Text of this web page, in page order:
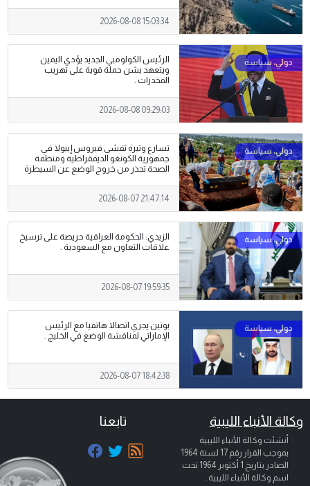
2026-08-08 15:03:34
الرئيس الكولومبي الجديد يؤدي اليمين
ويتعهد بشن حملة قوية على تهريب
‌المخدرات .
2026-08-08 09:29:03
تسارع وتيرة تفشي فيروس إيبولا في
جمهورية الكونغو الديمقراطية ومنظمة
الصحة تحذر من خروج الوضع عن السيطرة
2026-08-07 21:47:14
الزيدي: الحكومة العراقية حريصة على ترسيخ
علاقات التعاون مع السعودية .
2026-08-07 19:59:35
بوتين يجري اتصالا هاتفيا مع الرئيس
الإماراتي لمناقشة الوضع في الخليج .
2026-08-07 18:42:38
وكالة الأنباء الليبية
أنشئت وكالة الأنباء الليبية
بموجب القرار رقم 17 لسنة 1964
الصادر بتاريخ 1 أكتوبر 1964
تحت
اسم وكالة الأنباء الليبية .
تابعنا